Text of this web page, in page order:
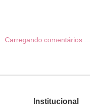
Carregando comentários ...
Institucional